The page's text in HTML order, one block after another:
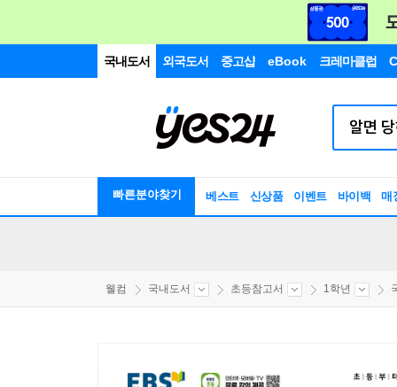
국내도서 외국도서 중고샵 eBook 크레마클럽
빠른분야찾기 베스트 신상품 이벤트 바이백 매
웰컴 국내도서 초등참고서 1학년